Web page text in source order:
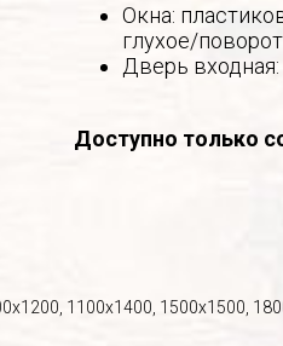
Окна:
глухое/
Дверь
Доступно только
1100х1400, 1500х1500,